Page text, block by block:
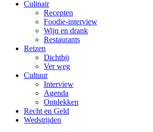
Culinair
Recepten
Foodie-interview
Wijn en drank
Restaurants
Reizen
Dichtbij
Ver weg
Cultuur
Interview
Agenda
Ontdekken
Recht en Geld
Wedstrijden